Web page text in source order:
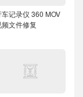
车记录仪 360 MOV
频文件修复